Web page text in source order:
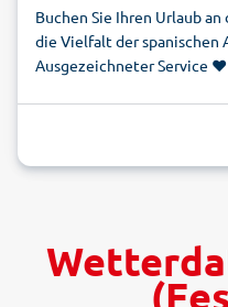
Isla Cristina ist keine Insel,
vermuten wäre. Der
Sumpfgebieten und
Naturschutz stehen.
mit dem Fahrrad, zu Fuß
Wanderwegen den
Löffler einen
Heimat von Fischadlern
Buchen Sie Ihren Urlaub an
die Vielfalt der
Ausgezeichneter Service